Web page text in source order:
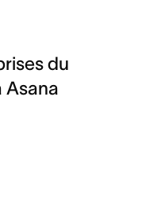
du
Asana